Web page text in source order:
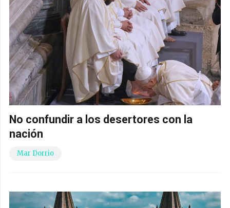
No confundir a los desertores con la
nación
Mar Dorrio